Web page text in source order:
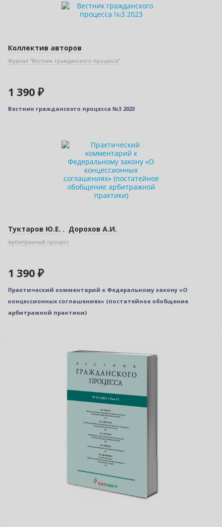
Коллектив авторов
Журнал "Вестник гражданского процесса"
1 390 ₽
Вестник гражданского процесса №3 2023
Туктаров Ю.Е. , Дорохов А.И.
Арбитражный процесс
1 390 ₽
Практический комментарий к Федеральному закону «О
концессионных соглашениях» (постатейное обобщение
арбитражной практики)